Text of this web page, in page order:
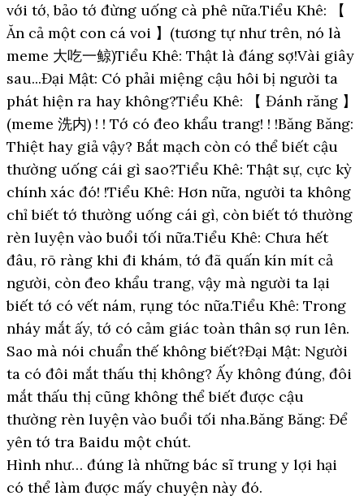
với tớ, bảo tớ đừng uống cà phê nữa.Tiểu Khê: 【
Ăn cả một con cá voi 】(tương tự như trên, nó là
meme 大吃一鲸)Tiểu Khê: Thật là đáng sợ!Vài giây
sau...Đại Mật: Có phải miệng cậu hôi bị người ta
phát hiện ra hay không?Tiểu Khê: 【 Đánh răng 】
(meme 洗内) ! ! Tớ có đeo khẩu trang! ! !Băng Băng:
Thiệt hay giả vậy? Bắt mạch còn có thể biết cậu
thường uống cái gì sao?Tiểu Khê: Thật sự, cực kỳ
chính xác đó! !Tiểu Khê: Hơn nữa, người ta không
chỉ biết tớ thường uống cái gì, còn biết tớ thường
rèn luyện vào buổi tối nữa.Tiểu Khê: Chưa hết
đâu, rõ ràng khi đi khám, tớ đã quấn kín mít cả
người, còn đeo khẩu trang, vậy mà người ta lại
biết tớ có vết nám, rụng tóc nữa.Tiểu Khê: Trong
nháy mắt ấy, tớ có cảm giác toàn thân sợ run lên.
Sao mà nói chuẩn thế không biết?Đại Mật: Người
ta có đôi mắt thấu thị không? Ấy không đúng, đôi
mắt thấu thị cũng không thể biết được cậu
thường rèn luyện vào buổi tối nha.Băng Băng: Để
yên tớ tra Baidu một chút.
Hình như… đúng là những bác sĩ trung y lợi hại
có thể làm được mấy chuyện này đó.